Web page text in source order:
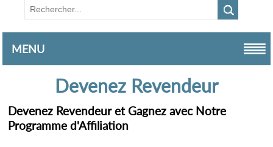
MENU
Devenez Revendeur
Devenez Revendeur et Gagnez avec Notre
Programme d'Affiliation